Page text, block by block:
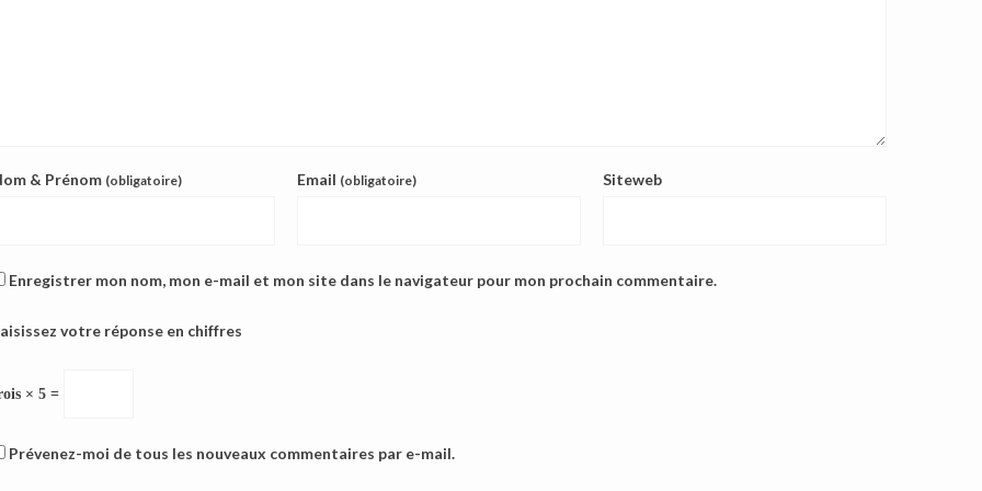
& Prénom (obligatoire) Email (obligatoire) Siteweb
Enregistrer mon nom, mon e-mail et mon site dans le navigateur pour mon prochain commentaire.
votre réponse en chiffres
× 5 =
Prévenez-moi de tous les nouveaux commentaires par e-mail.